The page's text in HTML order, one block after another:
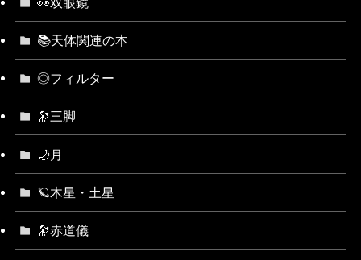
📚天体関連の本
◎フィルター
🔭三脚
🌙月
🪐木星・土星
🔭赤道儀